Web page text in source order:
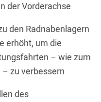
der Vorderachse
den Radnabenlagern
erhöht, um die
– wie zum
– zu verbessern
des